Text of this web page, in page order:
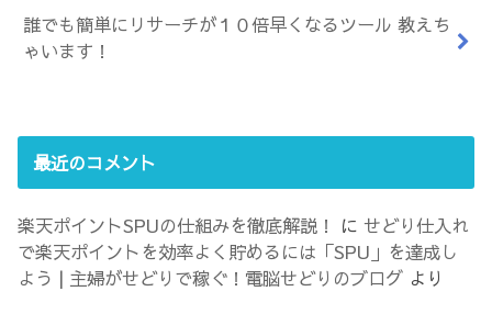
誰でも簡単にリサーチが１０倍早くなるツール 教えち
ゃいます！
最近のコメント
楽天ポイントSPUの仕組みを徹底解説！ にせどり仕入れ
で楽天ポイントを効率よく貯めるには「SPU」を達成し
よう | 主婦がせどりで稼ぐ！電脳せどりのブログ より